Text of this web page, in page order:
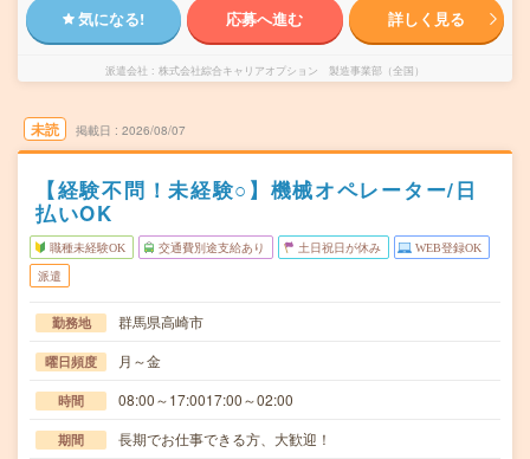
気になる! 応募へ進む 詳しく見る
派遣会社 株式会社綜合キャリアオプション 製造事業部（全国）
未読 掲載日 2026/08/07
【経験不問！未経験○】機械オペレーター/日
払いOK
職種未経験OK 交通費別途支給あり 土日祝日が休み WEB登録OK
派遣
勤務地 群馬県高崎市
曜日頻度 月～金
時間 08:00～17:0017:00～02:00
期間 長期でお仕事できる方、大歓迎！